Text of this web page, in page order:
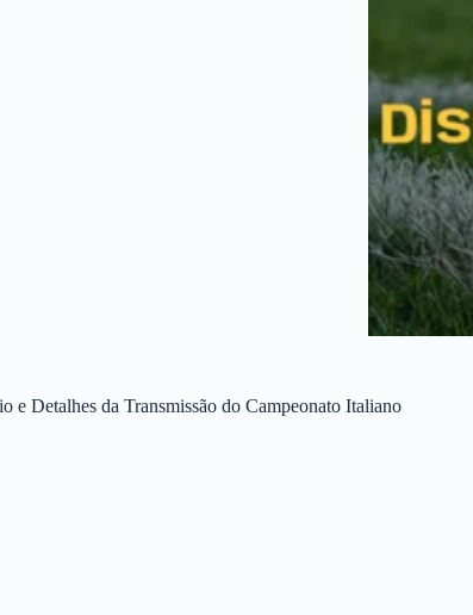
Detalhes da Transmissão do Campeonato Italiano